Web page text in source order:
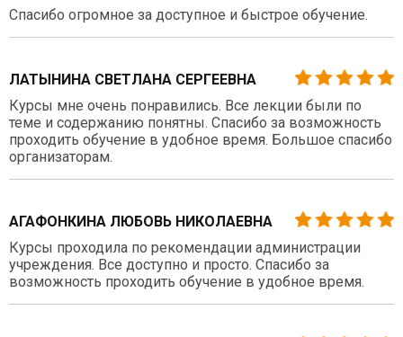
Спасибо огромное за доступное и быстрое обучение.
ЛАТЫНИНА СВЕТЛАНА СЕРГЕЕВНА
Курсы мне очень понравились. Все лекции были по
теме и содержанию понятны. Спасибо за возможность
проходить обучение в удобное время. Большое спасибо
организаторам.
АГАФОНКИНА ЛЮБОВЬ НИКОЛАЕВНА
Курсы проходила по рекомендации администрации
учреждения. Все доступно и просто. Спасибо за
возможность проходить обучение в удобное время.